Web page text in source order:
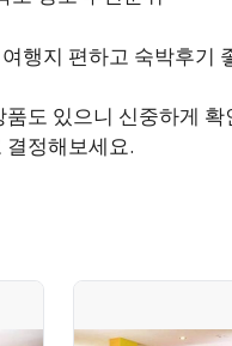
행지 편하고 숙박후기
품도 있으니 신중하게
결정해보세요.